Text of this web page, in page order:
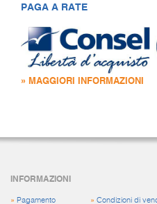
PAGA A RATE
» MAGGIORI INFORMAZIONI
INFORMAZIONI
» Pagamento » Condizioni di